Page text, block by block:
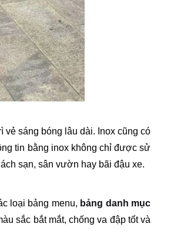
vẻ sáng bóng lâu dài. Inox cũng có
tin bằng inox không chỉ được sử
sạn, sân vườn hay bãi đậu xe.
loại bảng menu, bảng danh mục
sắc bắt mắt, chống va đập tốt và